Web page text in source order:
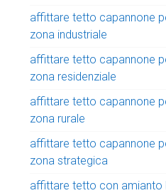
affittare tetto capannone
zona industriale
affittare tetto capannone
zona residenziale
affittare tetto capannone
zona rurale
affittare tetto capannone
zona strategica
affittare tetto con